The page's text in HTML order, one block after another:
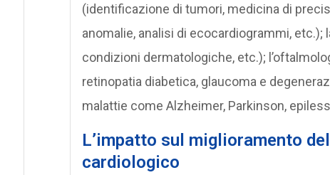
(identificazione di tumori, medicina di
anomalie, analisi di ecocardiogrammi,
condizioni dermatologiche, etc.);
retinopatia diabetica, glaucoma e
malattie come Alzheimer, Parkinson,
L’impatto sul miglioramento
cardiologico